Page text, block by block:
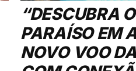
“DESCUBRA O
PARAÍSO EM
NOVO VOO